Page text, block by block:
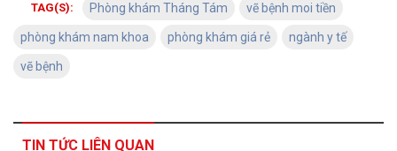
TAG(S): Phòng khám Tháng Tám vẽ bệnh moi tiền
phòng khám nam khoa phòng khám giá rẻ ngành y tế
vẽ bệnh
TIN TỨC LIÊN QUAN